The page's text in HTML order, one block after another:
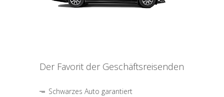
Der Favorit der Geschäftsreisenden
Schwarzes Auto garantiert